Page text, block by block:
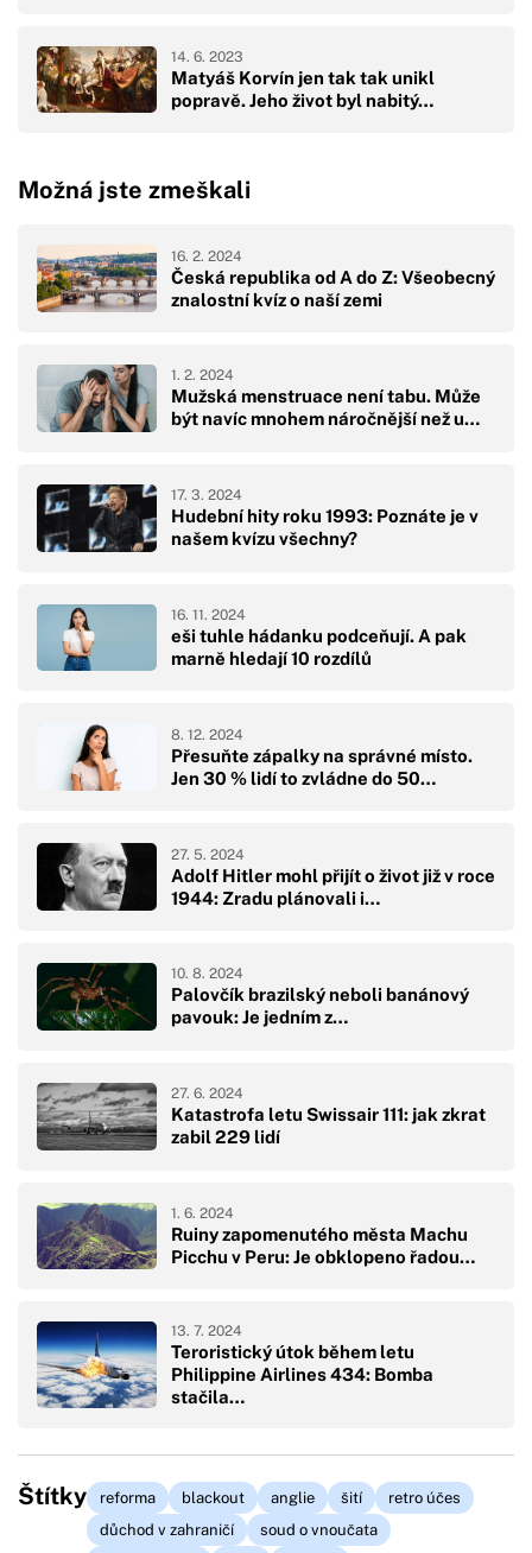
Matyáš Korvín jen tak tak unikl
popravě. Jeho život byl nabitý…
14. 6. 2023
Možná jste zmeškali
Česká republika od A do Z: Všeobecný
znalostní kvíz o naší zemi
16. 2. 2024
Mužská menstruace není tabu. Může
být navíc mnohem náročnější než u…
1. 2. 2024
Hudební hity roku 1993: Poznáte je v
našem kvízu všechny?
17. 3. 2024
eši tuhle hádanku podceňují. A pak
marně hledají 10 rozdílů
16. 11. 2024
Přesuňte zápalky na správné místo.
Jen 30 % lidí to zvládne do 50…
8. 12. 2024
Adolf Hitler mohl přijít o život již v roce
1944: Zradu plánovali i…
27. 5. 2024
Palovčík brazilský neboli banánový
pavouk: Je jedním z…
10. 8. 2024
Katastrofa letu Swissair 111: jak zkrat
zabil 229 lidí
27. 6. 2024
Ruiny zapomenutého města Machu
Picchu v Peru: Je obklopeno řadou…
1. 6. 2024
Teroristický útok během letu
Philippine Airlines 434: Bomba
stačila…
13. 7. 2024
Štítky reforma blackout anglie šití
retro účes
důchod v zahraničí
soud o vnoučata